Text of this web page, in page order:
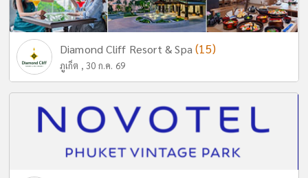
Diamond Cliff Resort & Spa(15)
ภูเก็ต , 30 ก.ค. 69